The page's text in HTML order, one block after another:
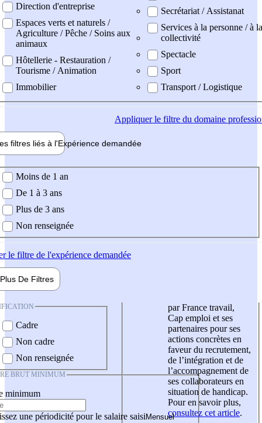
Direction d'entreprise
Espaces verts et naturels /
Agriculture / Pêche / Soins aux
animaux
Hôtellerie - Restauration /
Tourisme / Animation
Immobilier
Secrétariat / Assistanat
Services à la personne / à la
collectivité
Spectacle
Sport
Transport / Logistique
Appliquerle filtre du domaine
filtres liés à l'Expérience demandée
demandée
Moins de 1 an
De 1 à 3 ans
Plus de 3 ans
Non renseignée
le filtre de l'expérience demandée
Plus De Filtres
Cadre
Non cadre
Non renseignée
BRUT MINIMUM
minimum
une périodicité pour le salaire saisi
par France travail,
Cap emploi et ses
partenaires pour ses
actions concrètes en
faveur du recrutement,
de l’intégration et de
l’accompagnement de
ses collaborateurs en
situation de handicap.
Pour en savoir plus,
consultez cet article.